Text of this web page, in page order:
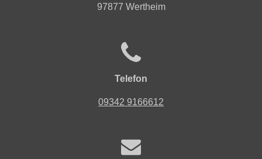
97877 Wertheim
Telefon
09342 9166612